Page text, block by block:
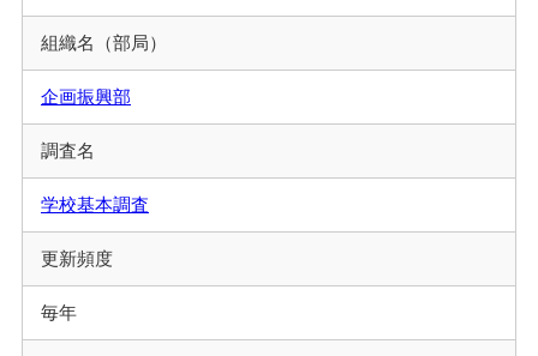
組織名（部局）
企画振興部
調査名
学校基本調査
更新頻度
毎年